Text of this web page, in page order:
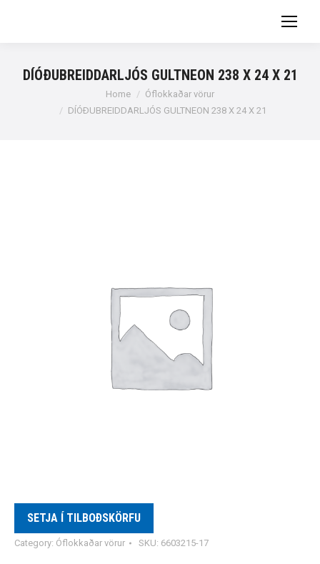
DÍÓÐUBREIDDARLJÓS GULTNEON 238 X 24 X 21
Home
Óflokkaðar vörur
DÍÓÐUBREIDDARLJÓS GULTNEON 238 X 24 X 21
SETJA Í TILBOÐSKÖRFU
Category: Óflokkaðar vörur SKU: 6603215-17